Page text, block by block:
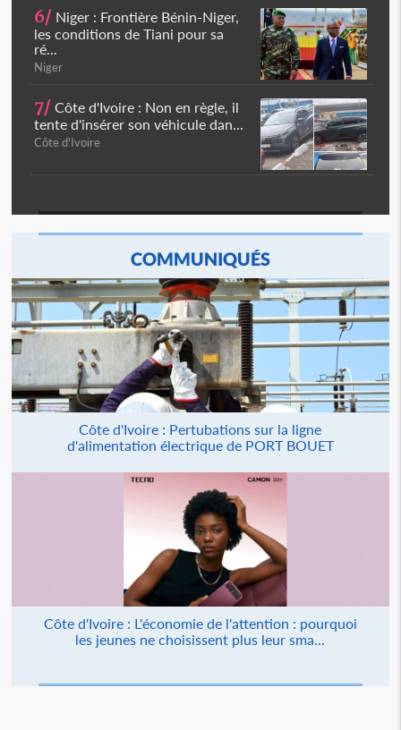
6/ Niger : Frontière Bénin-Niger,
les conditions de Tiani pour sa
ré...
Niger
7/ Côte d'Ivoire : Non en règle, il
tente d'insérer son véhicule dan...
Côte d'Ivoire
COMMUNIQUÉS
Côte d'Ivoire : Pertubations sur la ligne
d'alimentation électrique de PORT BOUET
Côte d'Ivoire : L'économie de l'attention : pourquoi
les jeunes ne choisissent plus leur sma...